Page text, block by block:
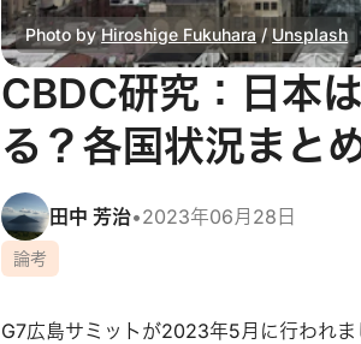
Photo by Hiroshige Fukuhara / Unsplash
CBDC研究：日本
る？各国状況まと
田中 芳治•2023年06月28日
論考
G7広島サミットが2023年5月に行われ